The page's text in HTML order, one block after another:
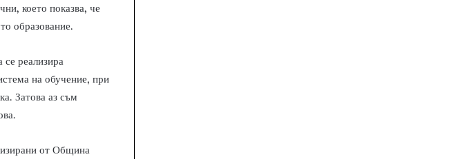
което показва, че
образование.
реализира
на обучение, при
Затова аз съм
от Община